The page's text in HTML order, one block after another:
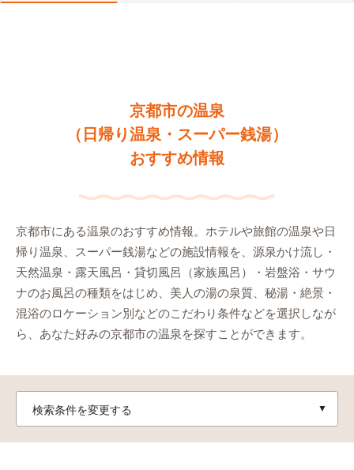
京都市の温泉
（日帰り温泉・スーパー銭湯）
おすすめ情報
京都市にある温泉のおすすめ情報。ホテルや旅館の温泉や日
帰り温泉、スーパー銭湯などの施設情報を、源泉かけ流し・
天然温泉・露天風呂・貸切風呂（家族風呂）・岩盤浴・サウ
ナのお風呂の種類をはじめ、美人の湯の泉質、秘湯・絶景・
混浴のロケーション別などのこだわり条件などを選択しなが
ら、あなた好みの京都市の温泉を探すことができます。
検索条件を変更する